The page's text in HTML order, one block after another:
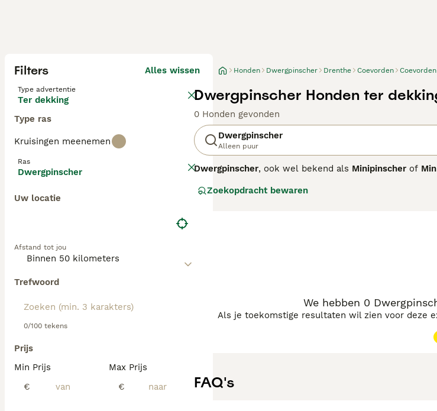
Filters Alles wissen
Type advertentie
Ter dekking
Type ras
Kruisingen meenemen
Ras
Dwergpinscher
Uw locatie
Afstand tot jou
Trefwoord
0/100 tekens
Prijs
Min Prijs
€
Max Prijs
€
Honden Dwergpinscher Drenthe Coevorden Coevorden
Dwergpinscher Honden ter
0 Honden gevonden
Dwergpinscher
Alleen puur
Dwergpinscher, ook wel bekend als Minipinscher of
heeft een levendig temperament, is waakzaam,
regelmatige verzorging, vooral van zijn korte vacht en
Met de juiste aandacht en training is dit ras een
Zoekopdracht bewaren
We hebben 0
Als je toekomstige resultaten wil zien voor deze
FAQ's